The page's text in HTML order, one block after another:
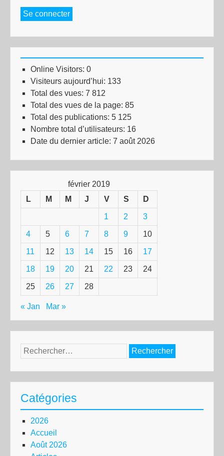
Se connecter
Online Visitors: 0
Visiteurs aujourd’hui: 133
Total des vues: 7 812
Total des vues de la page: 85
Total des publications: 5 125
Nombre total d’utilisateurs: 16
Date du dernier article: 7 août 2026
février 2019
L
M M J V S D
1 2 3
4 5 6 7 8 9 10
11 12 13 14 15 16 17
18 19 20 21 22 23 24
25 26 27 28
« Jan Mar »
Rechercher :
Catégories
2026
Accueil
Août 2026